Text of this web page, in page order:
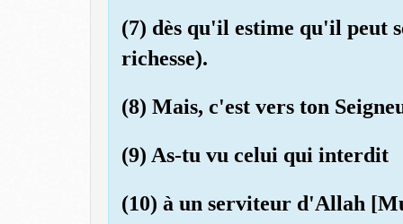
(7) dès qu'il estime qu'il peut
richesse).
(8) Mais, c'est vers ton
(9) As-tu vu celui qui interdit
(10) à un serviteur d'Allah